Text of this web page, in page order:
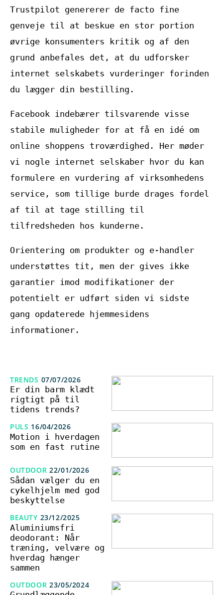
Trustpilot genererer de facto fine
genveje til at beskue en stor portion
øvrige konsumenters kritik og af den
grund anbefales det, at du udforsker
internet selskabets vurderinger forinden
du lægger din bestilling.
Facebook indebærer tilsvarende visse
stabile muligheder for at få en idé om
online shoppens troværdighed. Her møder
vi nogle internet selskaber hvor du kan
formulere en vurdering af virksomhedens
service, som tillige burde drages fordel
af til at tage stilling til
tilfredsheden hos kunderne.
Orientering om produkter og e-handler
understøttes tit, men der gives ikke
garantier imod modifikationer der
potentielt er udført siden vi sidste
gang opdaterede hjemmesidens
informationer.
TRENDS 07/07/2026
Er din barm klædt
rigtigt på til
tidens trends?
PULS 16/04/2026
Motion i hverdagen
som en fast rutine
OUTDOOR 22/01/2026
Sådan vælger du en
cykelhjelm med god
beskyttelse
BEAUTY 23/12/2025
Aluminiumsfri
deodorant: Når
træning, velvære og
hverdag hænger
sammen
OUTDOOR 23/05/2024